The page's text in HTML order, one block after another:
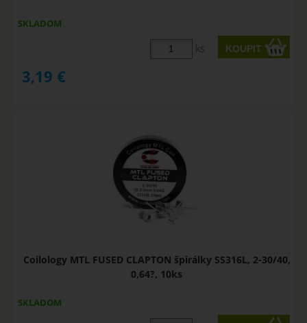
SKLADOM
ks
3,19 €
Coilology MTL FUSED CLAPTON špirálky SS316L, 2-30/40,
0,64?, 10ks
SKLADOM